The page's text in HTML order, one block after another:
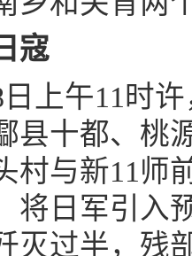
寇
日上午11时
县十都、桃
村与新11师
将日军引入
灭过半，残